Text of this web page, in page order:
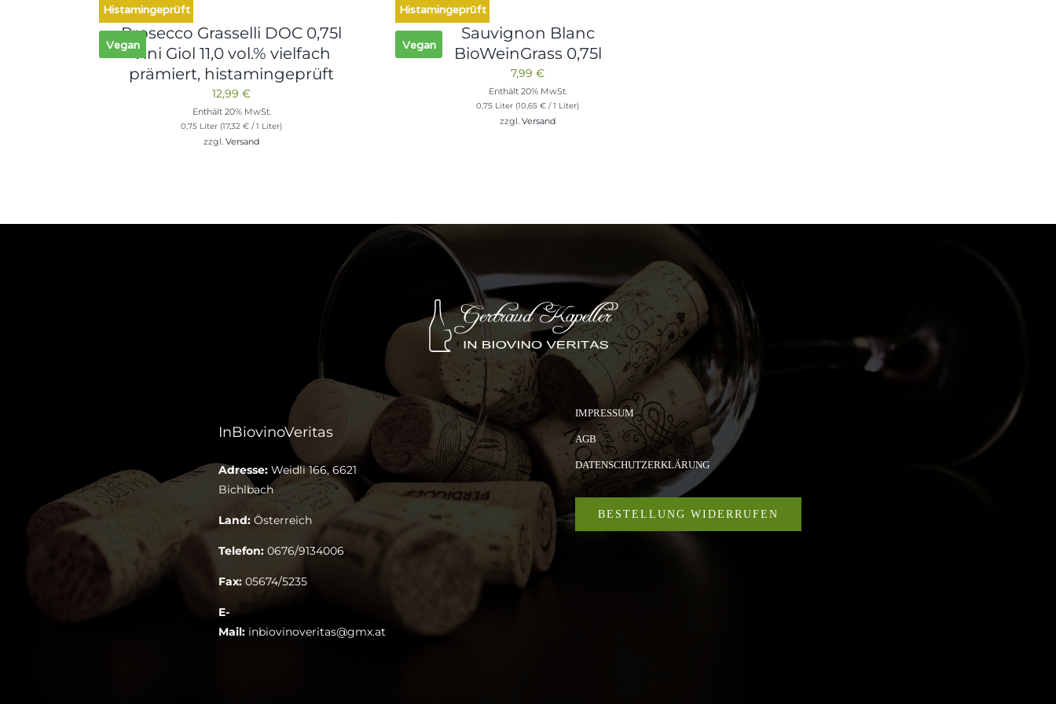
Histamingeprüft
Vegan
Prosecco Grasselli DOC 0,75l
Vini Giol 11,0 vol.% vielfach
prämiert, histamingeprüft
12,99€
Enthält 20% MwSt.
0,75 Liter (17,32€ / 1 Liter)
zzgl.Versand
Histamingeprüft
Vegan
Sauvignon Blanc
BioWeinGrass 0,75l
7,99€
Enthält 20% MwSt.
0,75 Liter (10,65€ / 1 Liter)
zzgl.Versand
InBiovinoVeritas
Adresse:Weidli 166, 6621
Bichlbach
Land:Österreich
Telefon: 0676/9134006
Fax: 05674/5235
E-
Mail: inbiovinoveritas@gmx.at
IMPRESSUM
AGB
DATENSCHUTZERKLÄRUNG
BESTELLUNG WIDERRUFEN